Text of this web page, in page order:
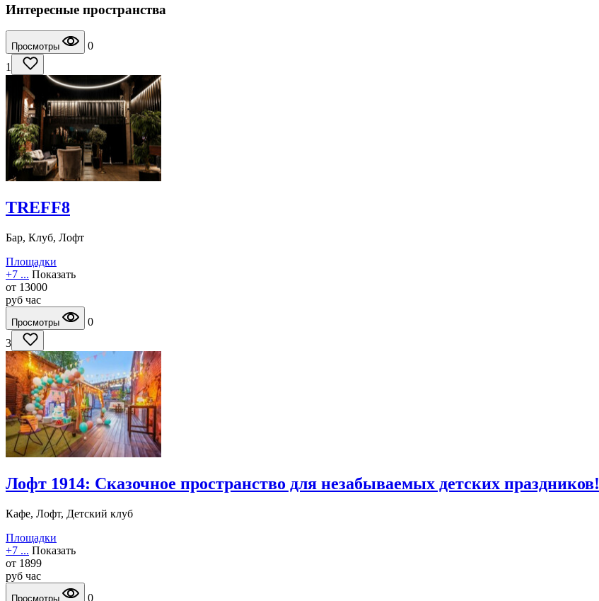
Интересные пространства
Просмотры
0
1
TREFF8
Бар, Клуб, Лофт
Площадки
+7 ... Показать
от 13000
руб час
Просмотры
0
3
Лофт 1914: Сказочное пространство для незабываемых детских праздников!
Кафе, Лофт, Детский клуб
Площадки
+7 ... Показать
от 1899
руб час
Просмотры 0